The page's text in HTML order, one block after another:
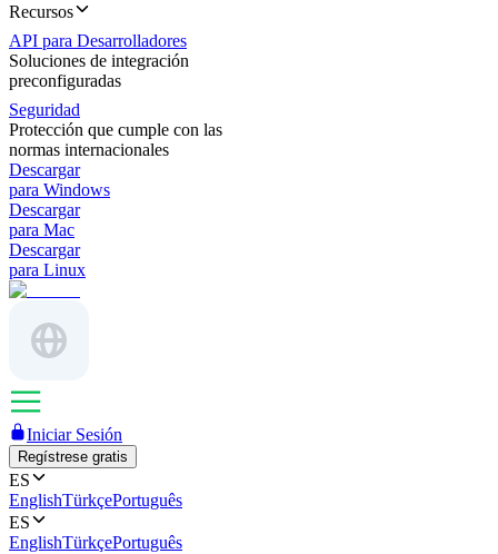
Recursos
API para Desarrolladores
Soluciones de integración
preconfiguradas
Seguridad
Protección que cumple con las
normas internacionales
Descargar
para Windows
Descargar
para Mac
Descargar
para Linux
Iniciar Sesión
Regístrese gratis
ES
EnglishTürkçePortuguês
ES
EnglishTürkçePortuguês